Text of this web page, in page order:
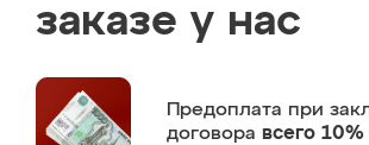
заказе у нас
Предоплата при
договора всего 10%